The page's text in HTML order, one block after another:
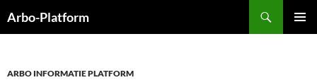
naar
Arbo-Platform
ARBO INFORMATIE PLATFORM